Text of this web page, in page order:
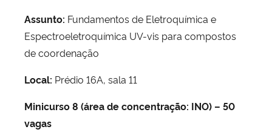
Assunto: Fundamentos de Eletroquímica e
Espectroeletroquímica UV-vis para compostos
de coordenação
Local: Prédio 16A, sala 11
Minicurso 8 (área de concentração: INO) – 50
vagas